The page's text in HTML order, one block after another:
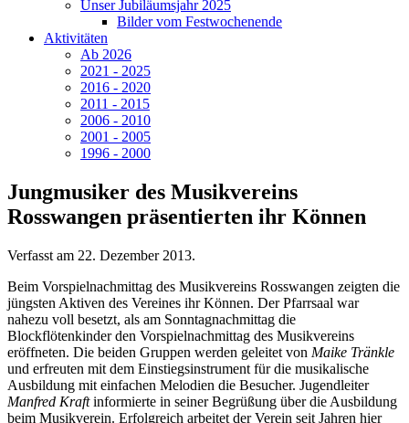
Unser Jubiläumsjahr 2025
Bilder vom Festwochenende
Aktivitäten
Ab 2026
2021 - 2025
2016 - 2020
2011 - 2015
2006 - 2010
2001 - 2005
1996 - 2000
Jungmusiker des Musikvereins
Rosswangen präsentierten ihr Können
Verfasst am 22. Dezember 2013.
Beim Vorspielnachmittag des Musikvereins Rosswangen zeigten die
jüngsten Aktiven des Vereines ihr Können. Der Pfarrsaal war
nahezu voll besetzt, als am Sonntagnachmittag die
Blockflötenkinder den Vorspielnachmittag des Musikvereins
eröffneten. Die beiden Gruppen werden geleitet von Maike Tränkle
und erfreuten mit dem Einstiegsinstrument für die musikalische
Ausbildung mit einfachen Melodien die Besucher. Jugendleiter
Manfred Kraftinformierte in seiner Begrüßung über die Ausbildung
beim Musikverein. Erfolgreich arbeitet der Verein seit Jahren hier